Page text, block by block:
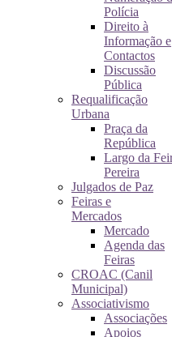
Polícia
Direito à
Informação e
Contactos
Discussão
Pública
Requalificação
Urbana
Praça da
República
Largo da
Pereira
Julgados de Paz
Feiras e
Mercados
Mercado
Agenda das
Feiras
CROAC (Canil
Municipal)
Associativismo
Associações
Apoios